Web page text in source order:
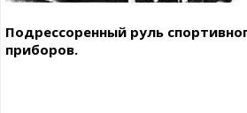
Подрессоренный руль
приборов.